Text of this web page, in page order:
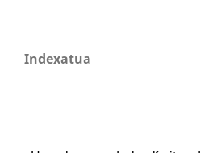
Indexatua